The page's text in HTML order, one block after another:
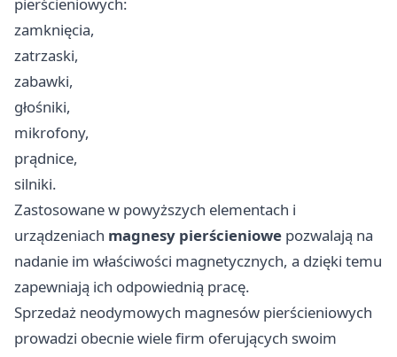
zamknięcia,
zatrzaski,
zabawki,
głośniki,
mikrofony,
prądnice,
silniki.
Zastosowane w powyższych elementach i
urządzeniach magnesy pierścieniowe pozwalają na
nadanie im właściwości magnetycznych, a dzięki temu
zapewniają ich odpowiednią pracę.
Sprzedaż neodymowych magnesów pierścieniowych
prowadzi obecnie wiele firm oferujących swoim